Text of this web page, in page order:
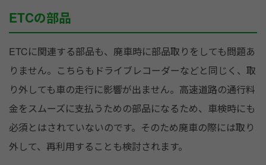
ETCの部品
ETCに関連する部品も、廃車時に部品取りをしても問題あ
りません。こちらもドライブレコーダーなどと同じく、取
り外しても車の走行に影響が出ません。高速道路の通行料
金をスムーズに支払うための部品になるため、車検時にも
必須とはされていないのです。そのため廃車の際には取り
外して、再利用することも検討されます。